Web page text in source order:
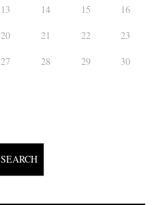
13 14 15
16
20 21 22
23
27 28 29
30
SEARCH